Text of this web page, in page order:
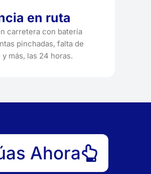
en ruta
carretera con batería
pinchadas, falta de
más, las 24 horas.
Ahora